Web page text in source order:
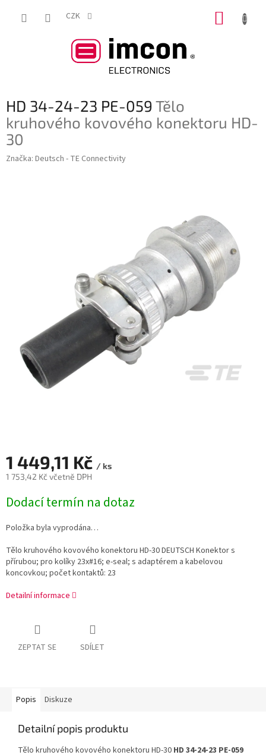
CZK
HD 34-24-23 PE-059 Tělo
kruhového kovového konektoru HD-
30
Značka: Deutsch - TE Connectivity
1 449,11 Kč / ks
1 753,42 Kč včetně DPH
cena:
Dodací termín na dotaz
Položka byla vyprodána…
Tělo kruhového kovového konektoru HD-30 DEUTSCH Konektor s
přírubou; pro kolíky 23x#16; e-seal; s adaptérem a kabelovou
koncovkou; počet kontaktů: 23
Detailní informace
ZEPTAT SE SDÍLET
Popis Diskuze
Detailní popis produktu
Tělo kruhového kovového konektoru HD-30 HD 34-24-23 PE-059